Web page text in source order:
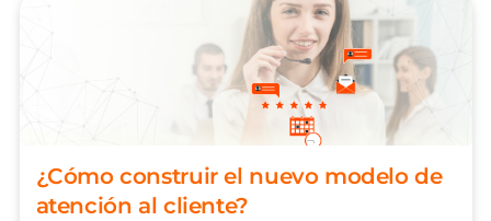
¿Cómo construir el nuevo modelo de
atención al cliente?